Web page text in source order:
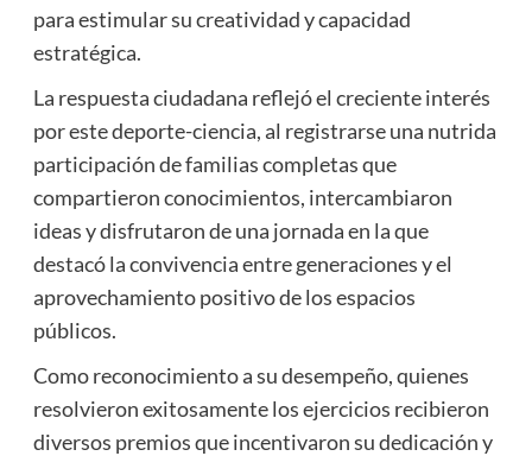
para estimular su creatividad y capacidad
estratégica.
La respuesta ciudadana reflejó el creciente interés
por este deporte-ciencia, al registrarse una nutrida
participación de familias completas que
compartieron conocimientos, intercambiaron
ideas y disfrutaron de una jornada en la que
destacó la convivencia entre generaciones y el
aprovechamiento positivo de los espacios
públicos.
Como reconocimiento a su desempeño, quienes
resolvieron exitosamente los ejercicios recibieron
diversos premios que incentivaron su dedicación y